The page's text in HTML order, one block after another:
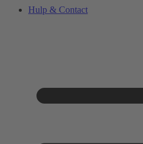
Hulp & Contact